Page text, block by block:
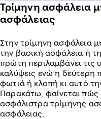
Τρίμηνη ασφάλεια
ασφάλειας
Στην τρίμηνη ασφάλεια
την βασική ασφάλεια ή
πρώτη περιλαμβάνει τις
καλύψεις ενώ η δεύτερη
φωτιά ή κλοπή κι αυτό
Παρακάτω, φαίνεται
ασφάλιστρα τρίμηνης
ασφάλειας.